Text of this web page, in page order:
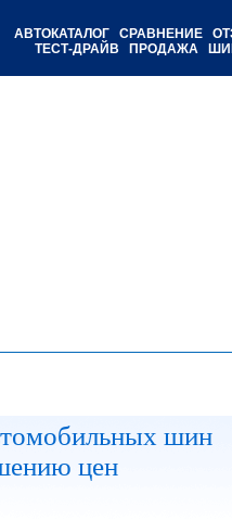
АВТОКАТАЛОГ СРАВНЕНИЕ
ТЕСТ-ДРАЙВ
ПРОДАЖА
шин
цен